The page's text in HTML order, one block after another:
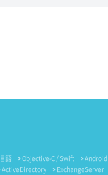
語 Objective-C / Swift Android
ActiveDirectory ExchangeServer